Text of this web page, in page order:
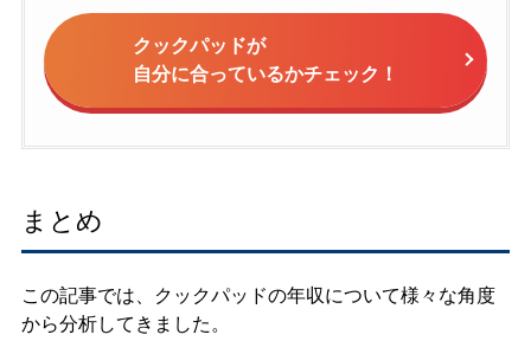
クックパッドが
自分に合っているかチェック！
まとめ
この記事では、クックパッドの年収について様々な角度
から分析してきました。